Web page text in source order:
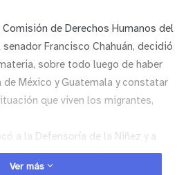
de Derechos Humanos del
Francisco Chahuán, decidió
sobre todo luego de haber
México y Guatemala y constatar
que viven los migrantes,
a la Defensoría de la Niñez y a
de las Naciones
Ver más